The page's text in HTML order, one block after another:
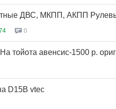
ДВС, МКПП, АКПП
0
тойота авенсис-1500 р.
D15B vtec